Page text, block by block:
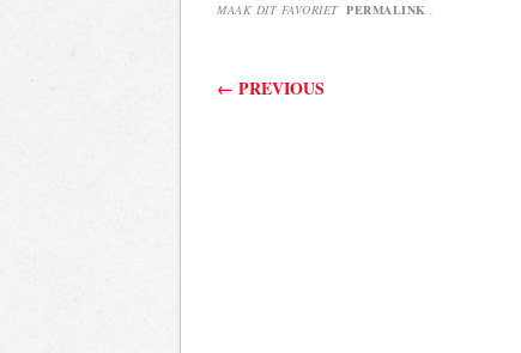
MAAK DIT FAVORIET PERMALINK .
Berichtnavigatie
← PREVIOUS